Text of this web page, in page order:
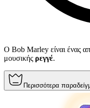
Ο Bob Marley είναι ένας
μουσικής ρεγγέ.
Περισσότερα